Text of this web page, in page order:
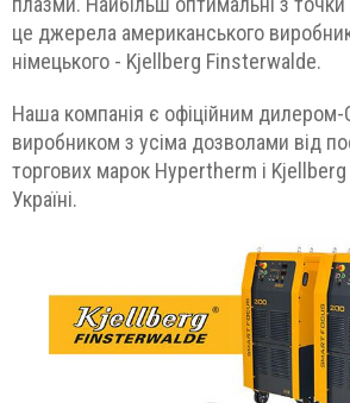
це джерела американського
німецького - Kjellberg Finsterwalde.
Наша компанія є офіційним
виробником з усіма дозволами від
торгових марок Hypertherm і
Україні.